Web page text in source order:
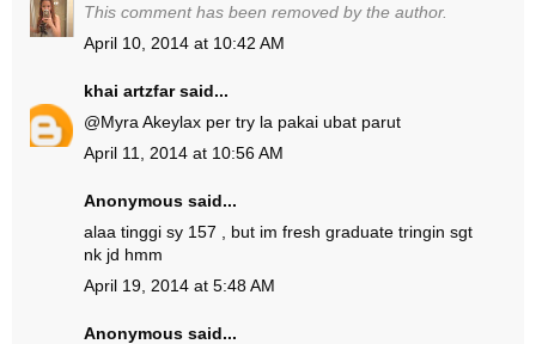
This comment has been removed by the author.
April 10, 2014 at 10:42 AM
khai artzfarsaid...
@Myra Akeylax per try la pakai ubat parut
April 11, 2014 at 10:56 AM
Anonymous said...
alaa tinggi sy 157 , but im fresh graduate tringin sgt
nk jd hmm
April 19, 2014 at 5:48 AM
Anonymous said...